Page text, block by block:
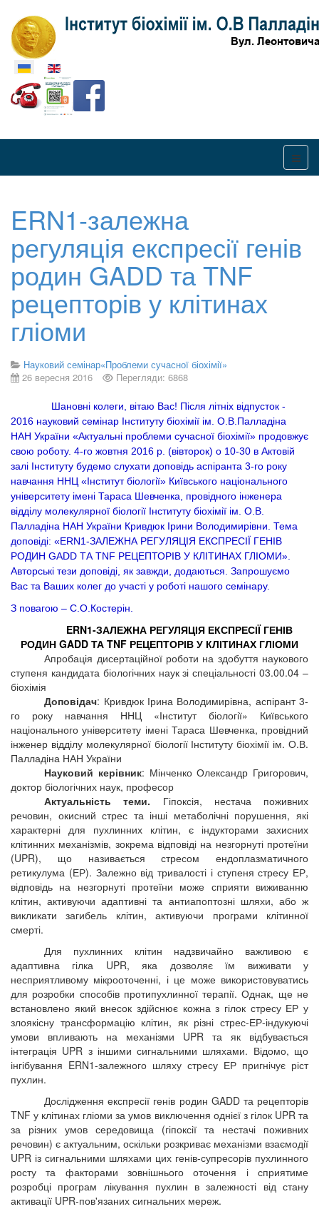
Оберіть свою мову
ERN1-залежна
регуляція експресії генів
родин GADD та TNF
рецепторів у клітинах
гліоми
Науковий семінар«Проблеми сучасної біохімії»
26 вересня 2016
Перегляди: 6868
Шановні колеги, вітаю Вас! Після літніх відпусток -
2016 науковий семінар Інституту біохімії ім. О.В.Палладіна
НАН України «Актуальні проблеми сучасної біохімії» продовжує
свою роботу. 4-го жовтня 2016 р. (вівторок) о 10-30 в Актовій
залі Інституту будемо слухати доповідь аспіранта 3-го року
навчання ННЦ «Інститут біології» Київського національного
університету імені Тараса Шевченка
провідного інженера
відділу молекулярної біології Інституту біохімії ім. О.В.
Палладіна НАН України Кривдюк Ірини Володимирівни. Тема
доповіді: «ERN1-ЗАЛЕЖНА РЕГУЛЯЦІЯ ЕКСПРЕСІЇ ГЕНІВ
РОДИН GADD ТА TNF РЕЦЕПТОРІВ У КЛІТИНАХ ГЛІОМИ».
Авторські тези доповіді, як завжди, додаються. Запрошуємо
Вас та Ваших колег до участі у роботі нашого семінару.
З повагою – С.О.Костерін.
ERN1-ЗАЛЕЖНА РЕГУЛЯЦІЯ ЕКСПРЕСІЇ ГЕНІВ
РОДИН GADD ТА TNF РЕЦЕПТОРІВ У КЛІТИНАХ ГЛІОМИ
Апробація дисертаційної роботи на здобуття наукового
ступеня кандидата біологічних наук зі спеціальності 03.00.04 –
біохімія
Доповідач: Кривдюк Ірина Володимирівна, аспірант 3-
го року навчання ННЦ «Інститут біології» Київського
національного університету імені Тараса Шевченка, провідний
інженер відділу молекулярної біології Інституту біохімії ім. О.В.
Палладіна НАН України
Науковий керівник: Мінченко Олександр Григорович,
доктор біологічних наук, професор
Актуальність теми. Гіпоксія, нестача поживних
речовин, окисний стрес та інші метаболічні порушення, які
характерні для пухлинних клітин, є індукторами захисних
клітинних механізмів, зокрема відповіді на незгорнуті протеїни
(UPR), що називається стресом ендоплазматичного
ретикулума (ЕР). Залежно від тривалості і ступеня стресу ЕР,
відповідь на незгорнуті протеїни може сприяти виживанню
клітин, активуючи адаптивні та антиапоптозні шляхи, або ж
викликати загибель клітин, активуючи програми клітинної
смерті.
Для пухлинних клітин надзвичайно важливою є
адаптивна гілка UPR, яка дозволяє їм виживати у
несприятливому мікрооточенні, і це може використовуватись
для розробки способів протипухлинної терапії. Однак, ще не
встановлено який внесок здійснює кожна з гілок стресу ЕР у
злоякісну трансформацію клітин, як різні стрес-ЕР-індукуючі
умови впливають на механізми UPR та як відбувається
інтеграція UPR з іншими сигнальними шляхами. Відомо, що
інгібування ERN1-залежного шляху стресу ЕР пригнічує ріст
пухлин.
Дослідження експресії генів родин GADD та рецепторів
TNF у клітинах гліоми за умов виключення однієї з гілок UPR та
за різних умов середовища (гіпоксії та нестачі поживних
речовин) є актуальним, оскільки розкриває механізми взаємодії
UPR із сигнальними шляхами цих генів-супресорів пухлинного
росту та факторами зовнішнього оточення і сприятиме
розробці програм лікування пухлин в залежності від стану
активації UPR-пов'язаних сигнальних мереж.